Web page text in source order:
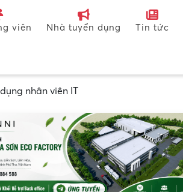
viên Nhà tuyển dụng Tin tức
nhân viên IT